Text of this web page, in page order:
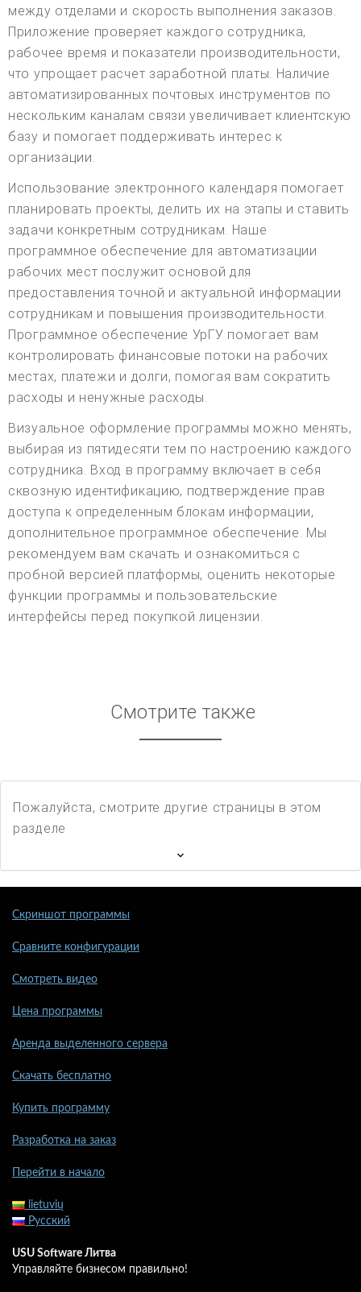
между отделами и скорость выполнения заказов.
Приложение проверяет каждого сотрудника,
рабочее время и показатели производительности,
что упрощает расчет заработной платы. Наличие
автоматизированных почтовых инструментов по
нескольким каналам связи увеличивает клиентскую
базу и помогает поддерживать интерес к
организации.
Использование электронного календаря помогает
планировать проекты, делить их на этапы и ставить
задачи конкретным сотрудникам. Наше
программное обеспечение для автоматизации
рабочих мест послужит основой для
предоставления точной и актуальной информации
сотрудникам и повышения производительности.
Программное обеспечение УрГУ помогает вам
контролировать финансовые потоки на рабочих
местах, платежи и долги, помогая вам сократить
расходы и ненужные расходы.
Визуальное оформление программы можно менять,
выбирая из пятидесяти тем по настроению каждого
сотрудника. Вход в программу включает в себя
сквозную идентификацию, подтверждение прав
доступа к определенным блокам информации,
дополнительное программное обеспечение. Мы
рекомендуем вам скачать и ознакомиться с
пробной версией платформы, оценить некоторые
функции программы и пользовательские
интерфейсы перед покупкой лицензии.
Смотрите также
Пожалуйста, смотрите другие страницы в этом
разделе
Скриншот программы
Сравните конфигурации
Смотреть видео
Цена программы
Аренда выделенного сервера
Скачать бесплатно
Купить программу
Разработка на заказ
Перейти в начало
lietuvių
Русский
USU Software Литва
Управляйте бизнесом правильно!